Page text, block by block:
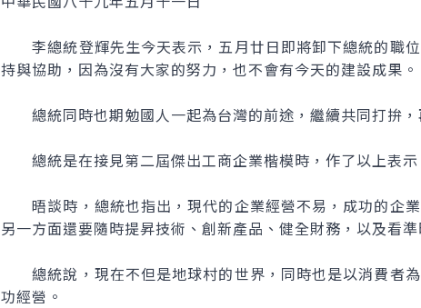
李總統登輝先生今天表示，五月廿日即將卸下總統的職
持與協助，因為沒有大家的努力，也不會有今天的建設成果。
總統同時也期勉國人一起為台灣的前途，繼續共同打拚，
總統是在接見第二屆傑出工商企業楷模時，作了以上表示
晤談時，總統也指出，現代的企業經營不易，成功的企業
另一方面還要隨時提昇技術、創新產品、健全財務，以及看
總統說，現在不但是地球村的世界，同時也是以消費者
功經營。